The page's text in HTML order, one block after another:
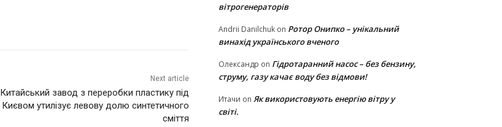
Next article
Китайський завод з переробки пластику під
Києвом утилізує левову долю синтетичного
сміття
вітрогенераторів
Andrii Danilchuk on Ротор Онипко – унікальний
винахід українського вченого
Олександр on Гідротаранний насос – без бензину,
струму, газу качає воду без відмови!
Итачи on Як використовують енергію вітру у
світі.